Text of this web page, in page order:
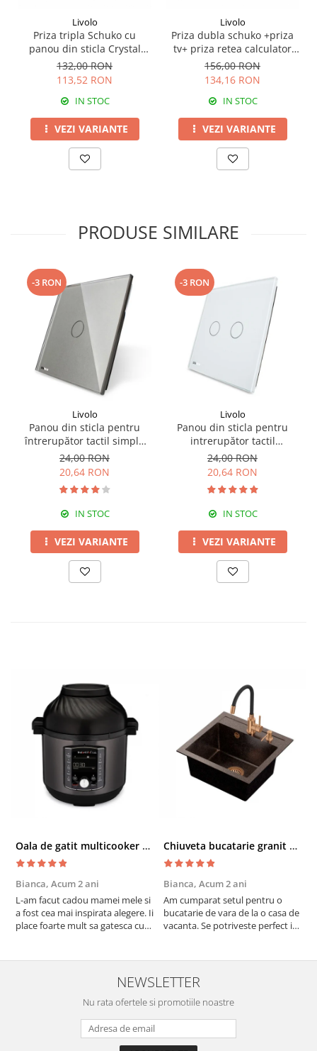
Livolo
Priza tripla Schuko cu
panou din sticla Crystal
Livolo
132,00 RON
113,52 RON
IN STOC
VEZI VARIANTE
Livolo
Priza dubla schuko +priza
tv+ priza retea calculator
Livolo
156,00 RON
134,16 RON
IN STOC
VEZI VARIANTE
PRODUSE SIMILARE
-3 RON
Livolo
Panou din sticla pentru
întrerupător tactil simplu
Livolo
24,00 RON
20,64 RON
IN STOC
VEZI VARIANTE
-3 RON
Livolo
Panou din sticla pentru
intrerupător tactil
dublu,Livolo
24,00 RON
20,64 RON
IN STOC
VEZI VARIANTE
Oala de gatit multicooker 11 functii Instant Pot Pro Crisp 8 + Air Fryer 7.6 lt
Bianca, Acum 2 ani
L-am facut cadou mamei mele si
a fost cea mai inspirata alegere. Ii
place foarte mult sa gatesca cu
cratita...ma gandesc serios sa imi
cumpar si eu! Recomand mult !
Chiuveta bucatarie granit cu finisaj negru perlat/cupru Steingran Art Copper cu dozator si baterie Quadron
Bianca, Acum 2 ani
Am cumparat setul pentru o
bucatarie de vara de la o casa de
vacanta. Se potriveste perfect in
buna, recomand cu drag !
NEWSLETTER
Nu rata ofertele si promotiile noastre